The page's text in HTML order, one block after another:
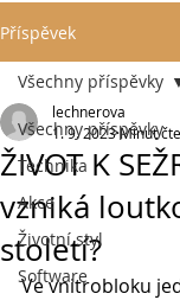
Příspěvek
Všechny příspěvky
Technika
Akce
Životní styl
Software
Všechny příspěvky
ŽIVOT K
vzniká
století?
lechnerova
1. 9. 2023 Minut
Ve vnitrobloku